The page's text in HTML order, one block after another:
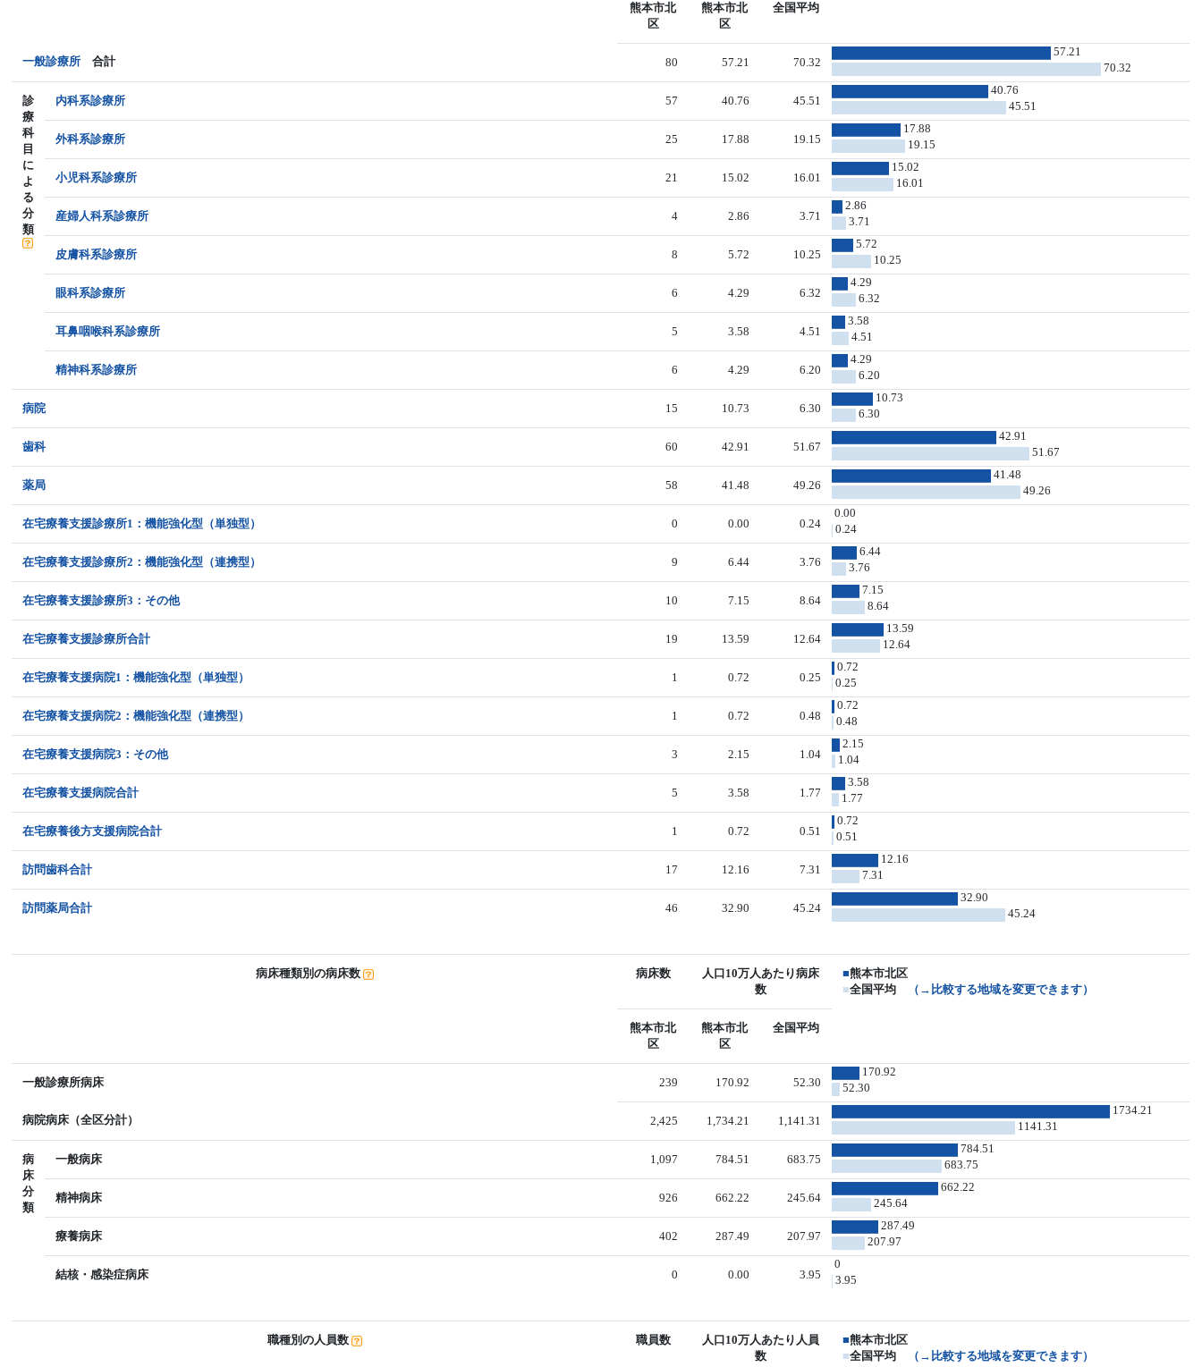
熊本市北
区
熊本市北
区
全国平均
一般診療所 合計 80 57.21 70.32
57.21
70.32
診
療
科
目
に
よ
る
分
類
内科系診療所 57 40.76 45.51
40.76
45.51
外科系診療所 25 17.88 19.15
17.88
19.15
小児科系診療所 21 15.02 16.01
15.02
16.01
産婦人科系診療所 4 2.86 3.71
2.86
3.71
皮膚科系診療所 8 5.72 10.25
5.72
10.25
眼科系診療所 6 4.29 6.32
4.29
6.32
耳鼻咽喉科系診療所 5 3.58 4.51
3.58
4.51
精神科系診療所 6 4.29 6.20
4.29
6.20
病院 15 10.73 6.30
10.73
6.30
歯科 60 42.91 51.67
42.91
51.67
薬局 58 41.48 49.26
41.48
49.26
在宅療養支援診療所1：機能強化型（単独型） 0 0.00 0.24
0.00
0.24
在宅療養支援診療所2：機能強化型（連携型） 9 6.44 3.76
6.44
3.76
在宅療養支援診療所3：その他 10 7.15 8.64
7.15
8.64
在宅療養支援診療所合計 19 13.59 12.64
13.59
12.64
在宅療養支援病院1：機能強化型（単独型） 1 0.72 0.25
0.72
0.25
在宅療養支援病院2：機能強化型（連携型） 1 0.72 0.48
0.72
0.48
在宅療養支援病院3：その他 3 2.15 1.04
2.15
1.04
在宅療養支援病院合計 5 3.58 1.77
3.58
1.77
在宅療養後方支援病院合計 1 0.72 0.51
0.72
0.51
訪問歯科合計 17 12.16 7.31
12.16
7.31
訪問薬局合計 46 32.90 45.24
32.90
45.24
病床種類別の病床数 病床数
人口10万人あたり病床
数
■熊本市北区
■全国平均 （→比較する地域を変更できます）
熊本市北
区
熊本市北
区
全国平均
一般診療所病床 239 170.92 52.30
170.92
52.30
病院病床（全区分計） 2,425 1,734.21 1,141.31
1734.21
1141.31
病
床
分
類
一般病床 1,097 784.51 683.75
784.51
683.75
精神病床 926 662.22 245.64
662.22
245.64
療養病床 402 287.49 207.97
287.49
207.97
結核・感染症病床 0 0.00 3.95
0
3.95
職種別の人員数 職員数
人口10万人あたり人員
数
■熊本市北区
■全国平均 （→比較する地域を変更できます）